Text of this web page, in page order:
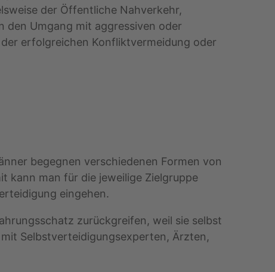
der Öffentliche Nahverkehr,
den Umgang mit aggressiven oder
erfolgreichen Konfliktvermeidung oder
begegnen verschiedenen Formen von
kann man für die jeweilige Zielgruppe
eingehen.
zurückgreifen, weil sie selbst
Selbstverteidigungsexperten, Ärzten,